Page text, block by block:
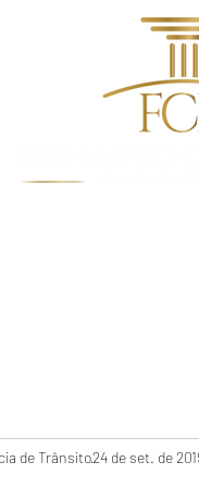
de Trânsito24 de set. de